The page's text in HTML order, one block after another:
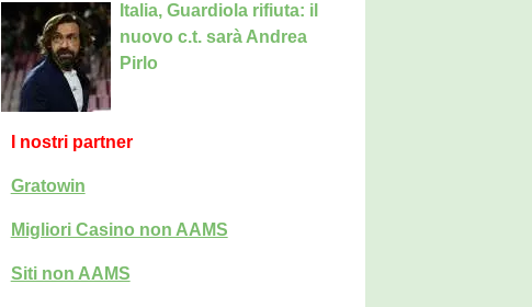
Italia, Guardiola rifiuta: il
nuovo c.t. sarà Andrea
Pirlo
I nostri partner
Gratowin
Migliori Casino non AAMS
Siti non AAMS